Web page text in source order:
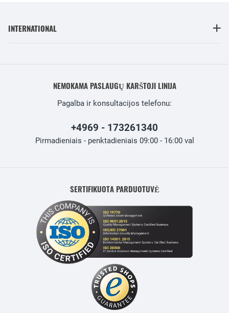
INTERNATIONAL
NEMOKAMA PASLAUGŲ KARŠTOJI LINIJA
Pagalba ir konsultacijos telefonu:
+4969 - 173261340
Pirmadieniais - penktadieniais 09:00 - 16:00 val
SERTIFIKUOTA PARDUOTUVĖ